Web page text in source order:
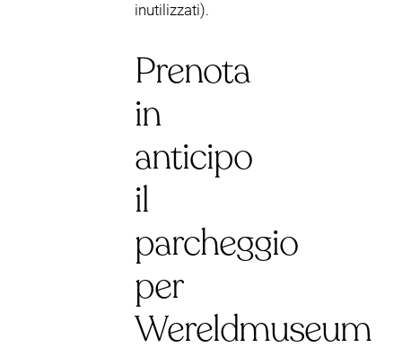
inutilizzati).
Prenota
in
anticipo
il
parcheggio
per
Wereldmuseum